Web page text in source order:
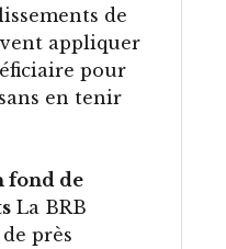
de
appliquer
pour
en tenir
fond de
La BRB
près